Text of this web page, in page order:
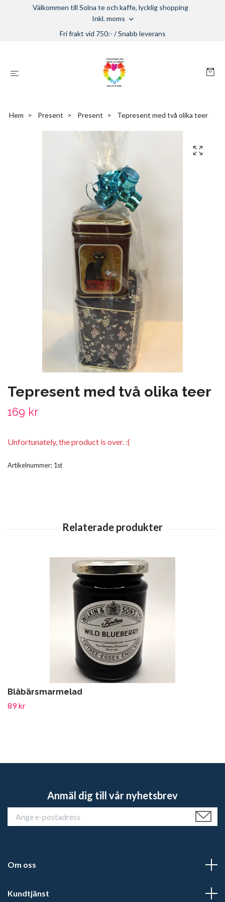
Välkommen till Solna te och kaffe, lycklig shopping
Inkl. moms
Fri frakt vid 750:- / Snabb leverans
Hem Present Present Tepresent med två olika teer
Tepresent med två olika teer
169 kr
Unfortunately, the product is over. :(
Artikelnummer: 1st
Blåbärsmarmelad
89 kr
Anmäl dig till vår nyhetsbrev
Om oss
Kundtjänst